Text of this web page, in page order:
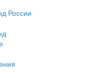
комплаенс
коррупции
палата
воздействия
России